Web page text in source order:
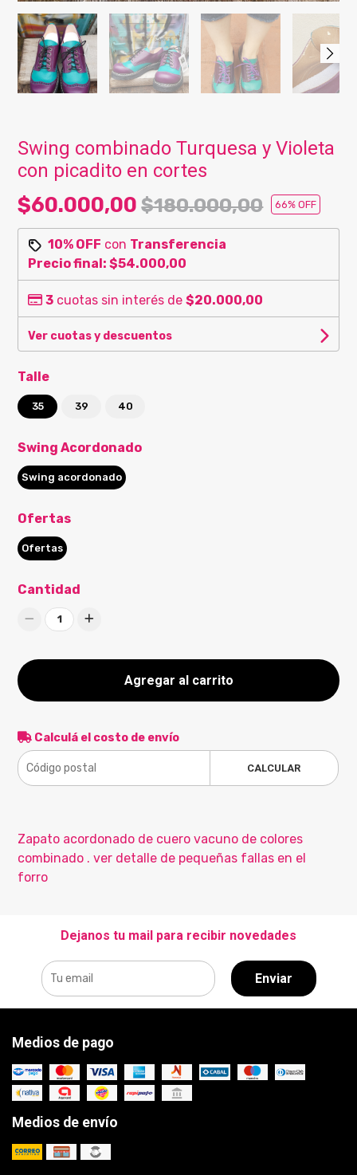
Swing combinado Turquesa y Violeta
con picadito en cortes
$60.000,00$180.000,00 66% OFF
10% OFF con Transferencia
Precio final:$54.000,00
3 cuotas sin interés de$20.000,00
Ver cuotas y descuentos
Talle
35 39 40
Swing Acordonado
Swing acordonado
Ofertas
Ofertas
Cantidad
1
Agregar al carrito
Calculá el costo de envío
CALCULAR
Zapato acordonado de cuero vacuno de colores
combinado . ver detalle de pequeñas fallas en el
forro
Dejanos tu mail para recibir novedades
Enviar
Medios de pago
Medios de envío